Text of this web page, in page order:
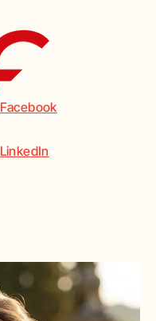
Facebook
LinkedIn